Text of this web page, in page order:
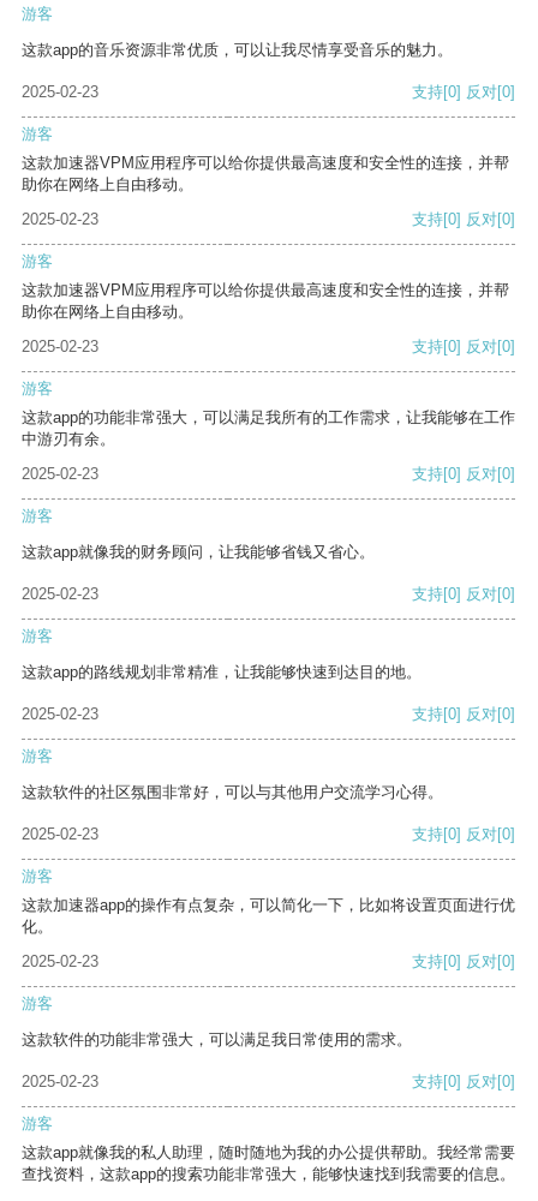
游客
这款app的音乐资源非常优质，可以让我尽情享受音乐的魅力。
2025-02-23 支持[0] 反对[0]
游客
这款加速器VPM应用程序可以给你提供最高速度和安全性的连接，并帮
助你在网络上自由移动。
2025-02-23
支持[0] 反对[0]
游客
这款加速器VPM应用程序可以给你提供最高速度和安全性的连接，并帮
助你在网络上自由移动。
2025-02-23
支持[0] 反对[0]
游客
这款app的功能非常强大，可以满足我所有的工作需求，让我能够在工作
中游刃有余。
2025-02-23
支持[0] 反对[0]
游客
这款app就像我的财务顾问，让我能够省钱又省心。
2025-02-23 支持[0] 反对[0]
游客
这款app的路线规划非常精准，让我能够快速到达目的地。
2025-02-23 支持[0] 反对[0]
游客
这款软件的社区氛围非常好，可以与其他用户交流学习心得。
2025-02-23 支持[0] 反对[0]
游客
这款加速器app的操作有点复杂，可以简化一下，比如将设置页面进行优
化。
2025-02-23
支持[0] 反对[0]
游客
这款软件的功能非常强大，可以满足我日常使用的需求。
2025-02-23 支持[0] 反对[0]
游客
这款app就像我的私人助理，随时随地为我的办公提供帮助。我经常需要
查找资料，这款app的搜索功能非常强大，能够快速找到我需要的信息。